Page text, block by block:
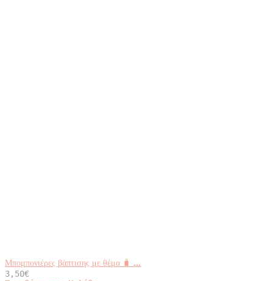
Μπομπονιέρες βάπτισης με θέμα 🧳 ...
3,50€